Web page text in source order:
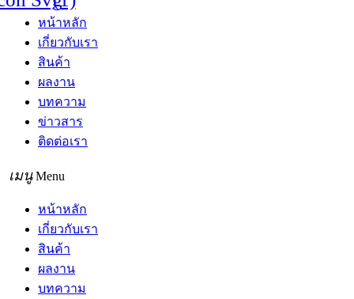
หน้าหลัก
เกี่ยวกับเรา
สินค้า
ผลงาน
บทความ
ข่าวสาร
ติดต่อเรา
Menu
หน้าหลัก
เกี่ยวกับเรา
สินค้า
ผลงาน
บทความ